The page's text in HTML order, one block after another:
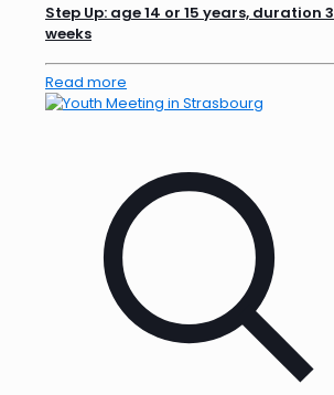
Step Up: age 14 or 15 years, duration 3
weeks
Read more